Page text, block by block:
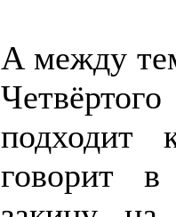
А между
подходит
говорит